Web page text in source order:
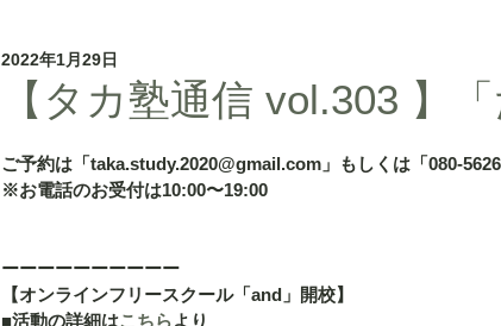
【タカ塾通信 vol.303 】
2022年1月29日
ご予約は「taka.study.2020@gmail.com」もしくは「080-
※お電話のお受付は10:00〜19:00
ーーーーーーーーーー
【オンラインフリースクール「and」開校】
■活動の詳細はこちらより